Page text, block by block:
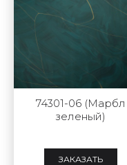
74301-06 (Марбл
зеленый)
ЗАКАЗАТЬ